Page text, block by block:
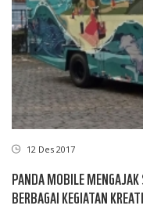
12 Des 2017
PANDA MOBILE
BERBAGAI KEGIATAN